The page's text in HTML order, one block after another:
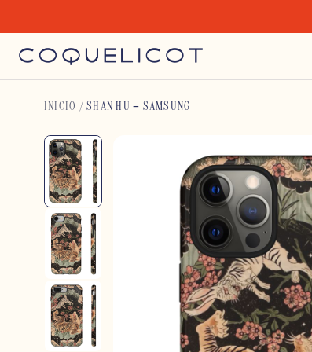
content
INICIO /SHAN HU – SAMSUNG